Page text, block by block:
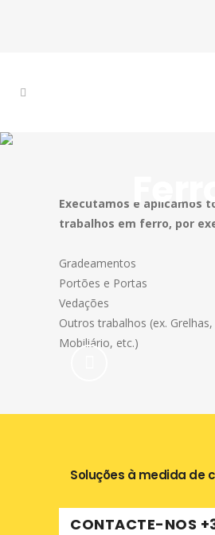
Executamos e aplicamos
trabalhos em ferro, por
Gradeamentos
Portões e Portas
Vedações
Outros trabalhos (ex.
Mobiliário, etc.)
Soluções à medida de
CONTACTE-NOS